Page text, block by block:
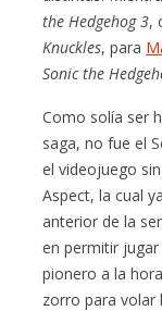
the Hedgehog 3,
Knuckles, para
Sonic the
Como solía ser
saga, no fue el
el videojuego
Aspect, la cual
anterior de la
en permitir
pionero a la
zorro para volar